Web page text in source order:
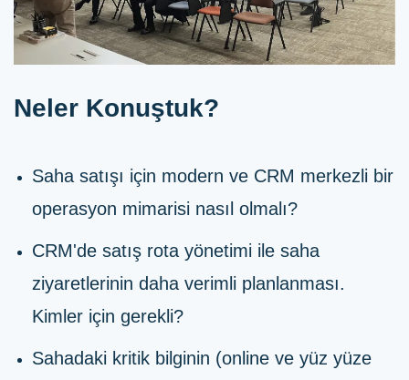
Neler Konuştuk?
Saha satışı için modern ve CRM merkezli bir
operasyon mimarisi nasıl olmalı?
CRM'de satış rota yönetimi ile saha
ziyaretlerinin daha verimli planlanması.
Kimler için gerekli?
Sahadaki kritik bilginin (online ve yüz yüze